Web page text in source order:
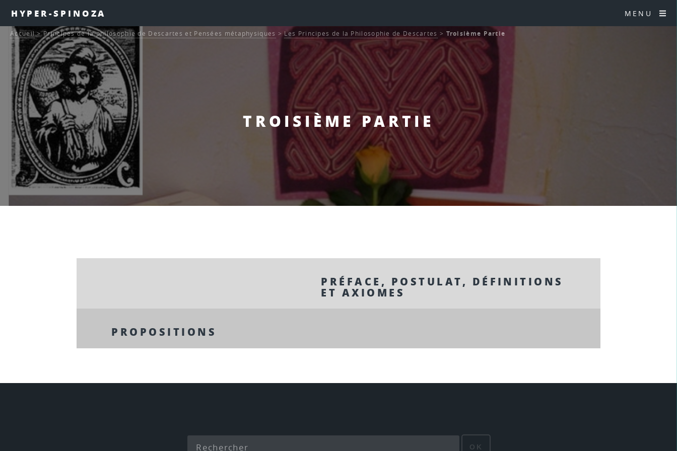
HYPER-SPINOZA MENU
TROISIÈME PARTIE
Accueil>Principes de la philosophie de Descartes et Pensées métaphysiques >Les Principes de la Philosophie de Descartes > Troisième Partie
PRÉFACE, POSTULAT, DÉFINITIONS
ET AXIOMES
PROPOSITIONS
OK